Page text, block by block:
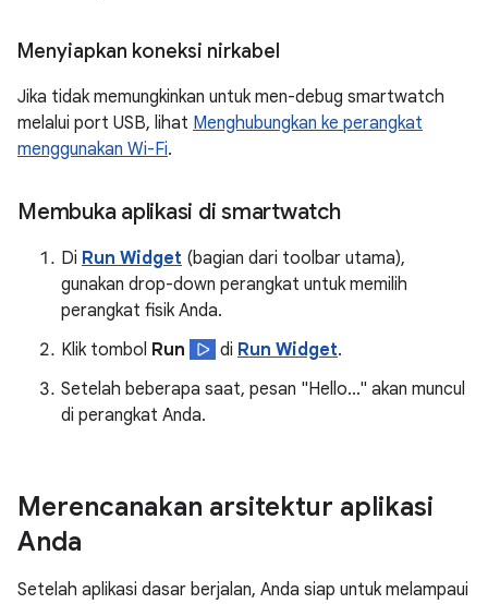
Menyiapkan koneksi nirkabel
Jika tidak memungkinkan untuk men-debug smartwatch
melalui port USB, lihat Menghubungkan ke perangkat
menggunakan Wi-Fi.
Membuka aplikasi di smartwatch
Di Run Widget (bagian dari toolbar utama),
gunakan drop-down perangkat untuk memilih
perangkat fisik Anda.
Klik tombol Run di Run Widget.
Setelah beberapa saat, pesan "Hello..." akan muncul
di perangkat Anda.
Merencanakan arsitektur aplikasi
Anda
Setelah aplikasi dasar berjalan, Anda siap untuk melampaui